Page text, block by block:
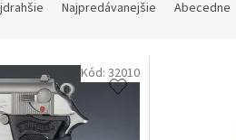
Najpredávanejšie Abecedne
Kód: 32010